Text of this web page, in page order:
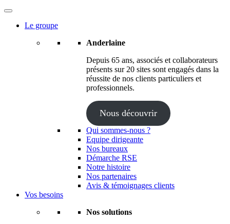
Le groupe
Anderlaine
Depuis 65 ans, associés et collaborateurs
présents sur 20 sites sont engagés dans la
réussite de nos clients particuliers et
professionnels.
Nous découvrir
Qui sommes-nous ?
Equipe dirigeante
Nos bureaux
Démarche RSE
Notre histoire
Nos partenaires
Avis & témoignages clients
Vos besoins
Nos solutions